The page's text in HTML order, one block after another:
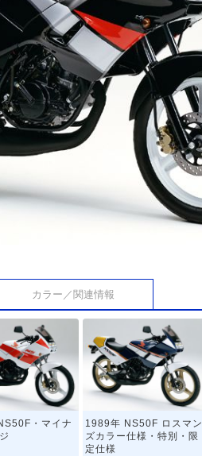
カラー／関連情報
・マイナ
1989年 NS50F ロスマン
ズカラー仕様・特別・限
定仕様